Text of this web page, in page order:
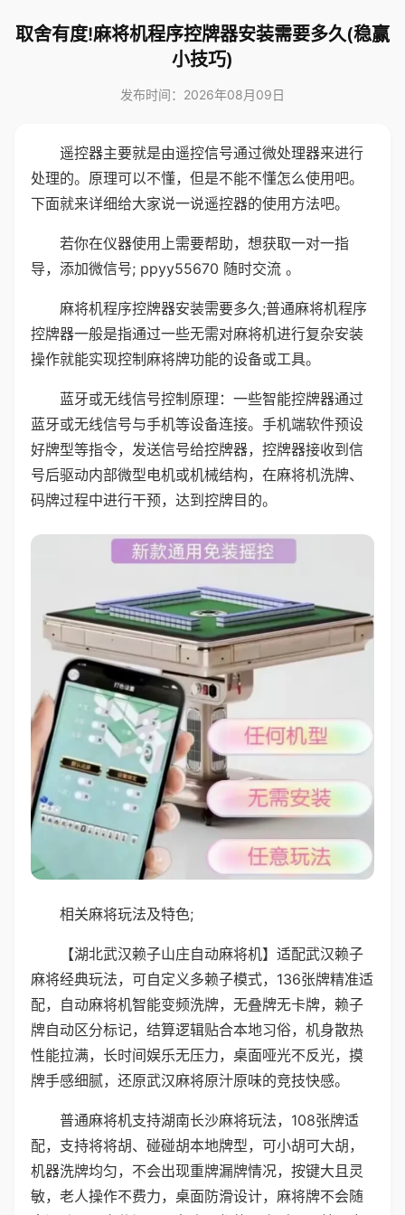
取舍有度!麻将机程序控牌器安装需要多久(稳赢
小技巧)
发布时间：2026年08月09日
遥控器主要就是由遥控信号通过微处理器来进行
处理的。原理可以不懂，但是不能不懂怎么使用吧。
下面就来详细给大家说一说遥控器的使用方法吧。
若你在仪器使用上需要帮助，想获取一对一指
导，添加微信号; ppyy55670 随时交流 。
麻将机程序控牌器安装需要多久;普通麻将机程序
控牌器一般是指通过一些无需对麻将机进行复杂安装
操作就能实现控制麻将牌功能的设备或工具。
蓝牙或无线信号控制原理：一些智能控牌器通过
蓝牙或无线信号与手机等设备连接。手机端软件预设
好牌型等指令，发送信号给控牌器，控牌器接收到信
号后驱动内部微型电机或机械结构，在麻将机洗牌、
码牌过程中进行干预，达到控牌目的。
相关麻将玩法及特色;
【湖北武汉赖子山庄自动麻将机】适配武汉赖子
麻将经典玩法，可自定义多赖子模式，136张牌精准适
配，自动麻将机智能变频洗牌，无叠牌无卡牌，赖子
牌自动区分标记，结算逻辑贴合本地习俗，机身散热
性能拉满，长时间娱乐无压力，桌面哑光不反光，摸
牌手感细腻，还原武汉麻将原汁原味的竞技快感。
普通麻将机支持湖南长沙麻将玩法，108张牌适
配，支持将将胡、碰碰胡本地牌型，可小胡可大胡，
机器洗牌均匀，不会出现重牌漏牌情况，按键大且灵
敏，老人操作不费力，桌面防滑设计，麻将牌不会随